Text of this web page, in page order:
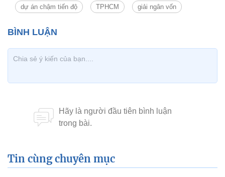
dự án chậm tiến độ TPHCM giải ngân vốn
Tin cùng chuyên mục